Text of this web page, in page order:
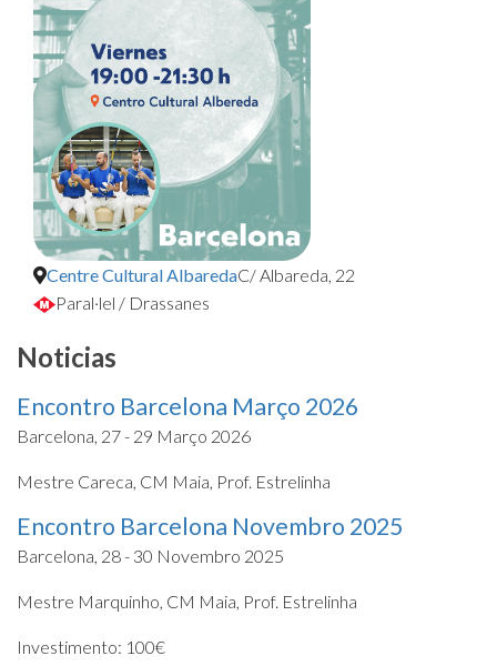
Centre Cultural AlbaredaC/ Albareda, 22
Paral·lel / Drassanes
Noticias
Encontro Barcelona Março 2026
Barcelona, 27 - 29 Março 2026
Mestre Careca, CM Maia, Prof. Estrelinha
Encontro Barcelona Novembro 2025
Barcelona, 28 - 30 Novembro 2025
Mestre Marquinho, CM Maia, Prof. Estrelinha
Investimento: 100€